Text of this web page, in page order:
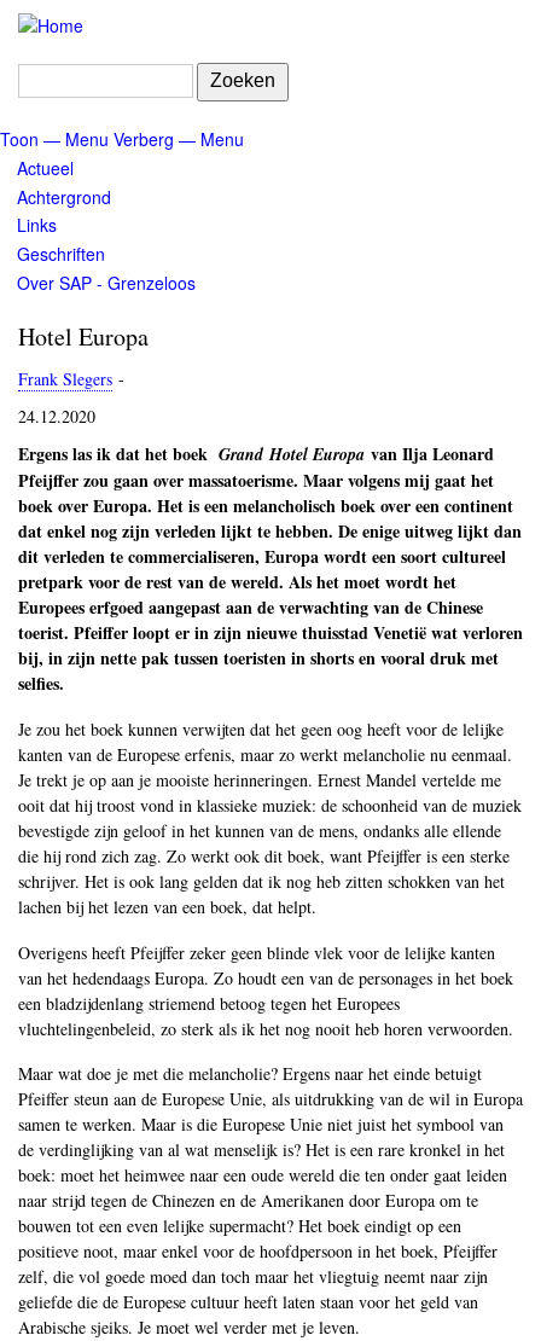
Overslaan
naar
gaan
Zoeken
Menu
Toon — Menu Verberg — Menu
Actueel
Achtergrond
Links
Geschriften
Over SAP - Grenzeloos
Hotel Europa
Frank Slegers -
24.12.2020
Ergens las ik dat het boek Grand Hotel Europa van Ilja Leonard
Pfeijffer zou gaan over massatoerisme. Maar volgens mij gaat het
boek over Europa. Het is een melancholisch boek over een continent
dat enkel nog zijn verleden lijkt te hebben. De enige uitweg lijkt dan
dit verleden te commercialiseren, Europa wordt een soort cultureel
pretpark voor de rest van de wereld. Als het moet wordt het
Europees erfgoed aangepast aan de verwachting van de Chinese
toerist. Pfeiffer loopt er in zijn nieuwe thuisstad Venetië wat verloren
bij, in zijn nette pak tussen toeristen in shorts en vooral druk met
selfies.
Je zou het boek kunnen verwijten dat het geen oog heeft voor de lelijke
kanten van de Europese erfenis, maar zo werkt melancholie nu eenmaal.
Je trekt je op aan je mooiste herinneringen. Ernest Mandel vertelde me
ooit dat hij troost vond in klassieke muziek: de schoonheid van de muziek
bevestigde zijn geloof in het kunnen van de mens, ondanks alle ellende
die hij rond zich zag. Zo werkt ook dit boek, want Pfeijffer is een sterke
schrijver. Het is ook lang gelden dat ik nog heb zitten schokken van het
lachen bij het lezen van een boek, dat helpt.
Overigens heeft Pfeijffer zeker geen blinde vlek voor de lelijke kanten
van het hedendaags Europa. Zo houdt een van de personages in het boek
een bladzijdenlang striemend betoog tegen het Europees
vluchtelingenbeleid, zo sterk als ik het nog nooit heb horen verwoorden.
Maar wat doe je met die melancholie? Ergens naar het einde betuigt
Pfeiffer steun aan de Europese Unie, als uitdrukking van de wil in Europa
samen te werken. Maar is die Europese Unie niet juist het symbool van
de verdinglijking van al wat menselijk is? Het is een rare kronkel in het
boek: moet het heimwee naar een oude wereld die ten onder gaat leiden
naar strijd tegen de Chinezen en de Amerikanen door Europa om te
bouwen tot een even lelijke supermacht? Het boek eindigt op een
positieve noot, maar enkel voor de hoofdpersoon in het boek, Pfeijffer
zelf, die vol goede moed dan toch maar het vliegtuig neemt naar zijn
geliefde die de Europese cultuur heeft laten staan voor het geld van
Arabische sjeiks. Je moet wel verder met je leven.